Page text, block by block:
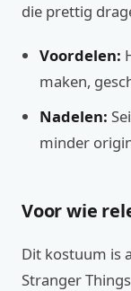
die prettig
Voordelen:
maken,
Nadelen:
minder
Voor wie
Dit kostuum is
Stranger